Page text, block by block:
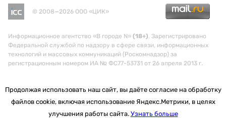
© 2008—2026 ООО «ЦИК»
Информационное агентство «В городе N» (18+). Зарегистрировано
Федеральной службой по надзору в сфере связи, информационных
технологий и массовых коммуникаций (Роскомнадзор) за
регистрационным номером ИА № ФС77-53731 от 26 апреля 2013 г.
Продолжая использовать наш сайт, вы даёте согласие на обработку
файлов cookie, включая использование Яндекс.Метрики, в целях
улучшения работы сайта. Узнать больше